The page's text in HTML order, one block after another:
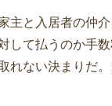
主と入居者の仲
して払うのか手
れない決まりだ